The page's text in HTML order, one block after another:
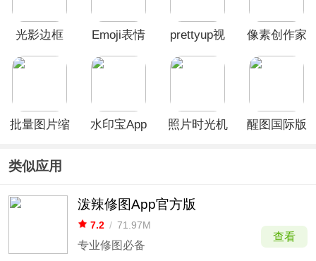
光影边框
Emoji表情
prettyup视
像素创作家
批量图片缩
水印宝App
照片时光机
醒图国际版
类似应用
泼辣修图App官方版
7.2 / 71.97M
专业修图必备
查看